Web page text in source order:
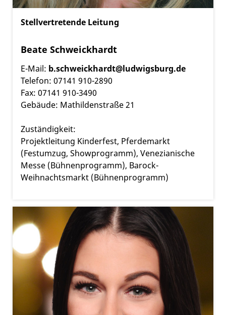
Stellvertretende Leitung
Beate Schweickhardt
E-Mail: b.schweickhardt@ludwigsburg.de
Telefon: 07141 910-2890
Fax: 07141 910-3490
Gebäude: Mathildenstraße 21
Zuständigkeit:
Projektleitung Kinderfest, Pferdemarkt
(Festumzug, Showprogramm), Venezianische
Messe (Bühnenprogramm), Barock-
Weihnachtsmarkt (Bühnenprogramm)